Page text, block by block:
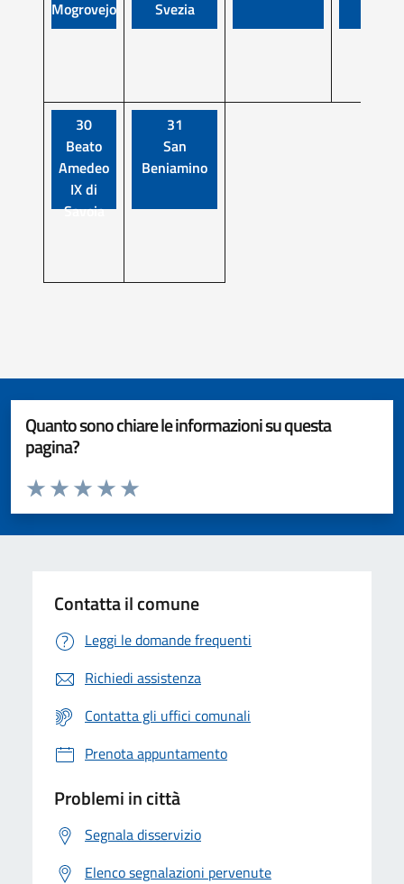
Mogrovejo Svezia
30
Beato
Amedeo
IX di
Savoia
31
San
Beniamino
Quanto sono chiare le informazioni su questa
pagina?
Valuta da 1 a 5 stelle la pagina
Valuta 5 stelle su 5
Valuta 4 stelle su 5
Valuta 3 stelle su 5
Valuta 2 stelle su 5
Valuta 1 stelle su 5
Contatta il comune
Leggi le domande frequenti
Richiedi assistenza
Contatta gli uffici comunali
Prenota appuntamento
Problemi in città
Segnala disservizio
Elenco segnalazioni pervenute